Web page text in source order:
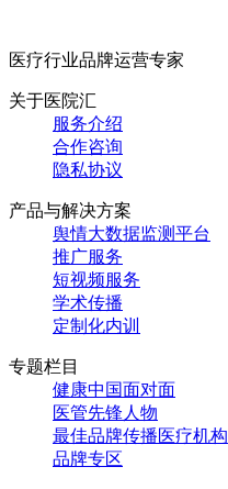
医疗行业品牌运营专家
关于医院汇
服务介绍
合作咨询
隐私协议
产品与解决方案
舆情大数据监测平台
推广服务
短视频服务
学术传播
定制化内训
专题栏目
健康中国面对面
医管先锋人物
最佳品牌传播医疗机构
品牌专区